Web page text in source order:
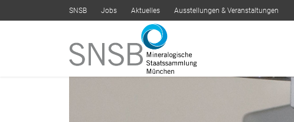
SNSB Jobs Aktuelles Ausstellungen & Veranstaltungen